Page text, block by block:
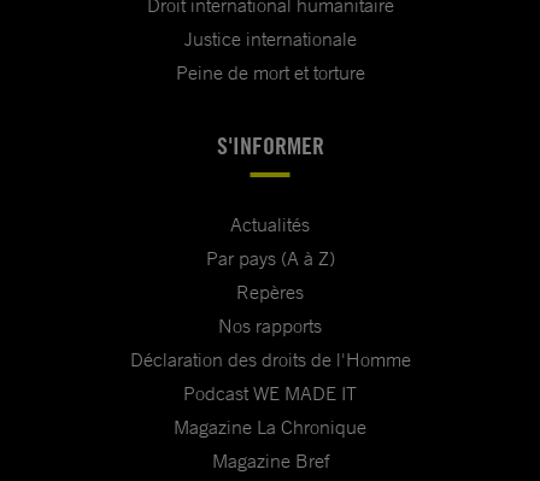
Droit international humanitaire
Justice internationale
Peine de mort et torture
S'INFORMER
Actualités
Par pays (A à Z)
Repères
Nos rapports
Déclaration des droits de l'Homme
Podcast WE MADE IT
Magazine La Chronique
Magazine Bref